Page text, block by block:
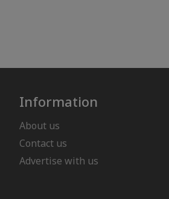
Information
About us
Contact us
Advertise with us